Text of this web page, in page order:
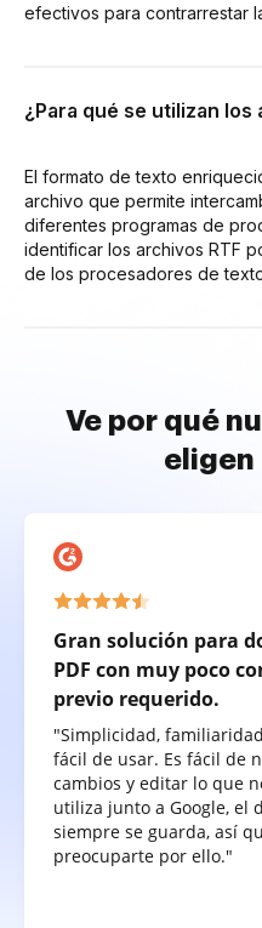
efectivos para contrarrestar
¿Para qué se utilizan los
El formato de texto
archivo que permite
diferentes programas de
identificar los archivos RTF
de los procesadores de
Ve por qué
eligen
Gran solución para
PDF con muy poco
previo requerido.
"Simplicidad,
fácil de usar. Es fácil de
cambios y editar lo que
utiliza junto a Google, el
siempre se guarda, así
preocuparte por ello."